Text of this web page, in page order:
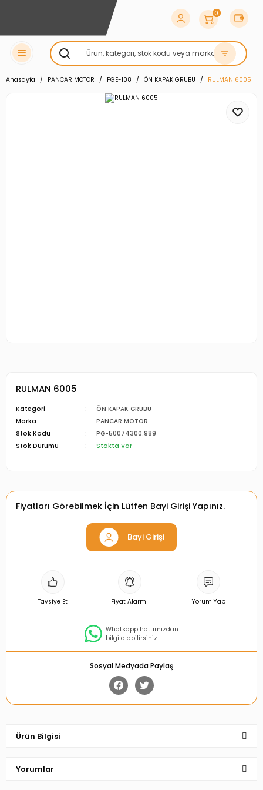
0
Anasayfa PANCAR MOTOR PGE-108 ÖN KAPAK GRUBU RULMAN 6005
RULMAN 6005
Kategori
ÖN KAPAK GRUBU
Marka
PANCAR MOTOR
Stok Kodu
PG-50074300.989
Stok Durumu
Stokta Var
Fiyatları Görebilmek İçin Lütfen Bayi Girişi Yapınız.
Bayi Girişi
Tavsiye Et Fiyat Alarmı Yorum Yap
Whatsapp hattımızdan
bilgi alabilirsiniz
Sosyal Medyada Paylaş
Ürün Bilgisi
Yorumlar